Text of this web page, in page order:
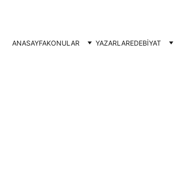
ANASAYFAKONULAR YAZARLAREDEBİYAT